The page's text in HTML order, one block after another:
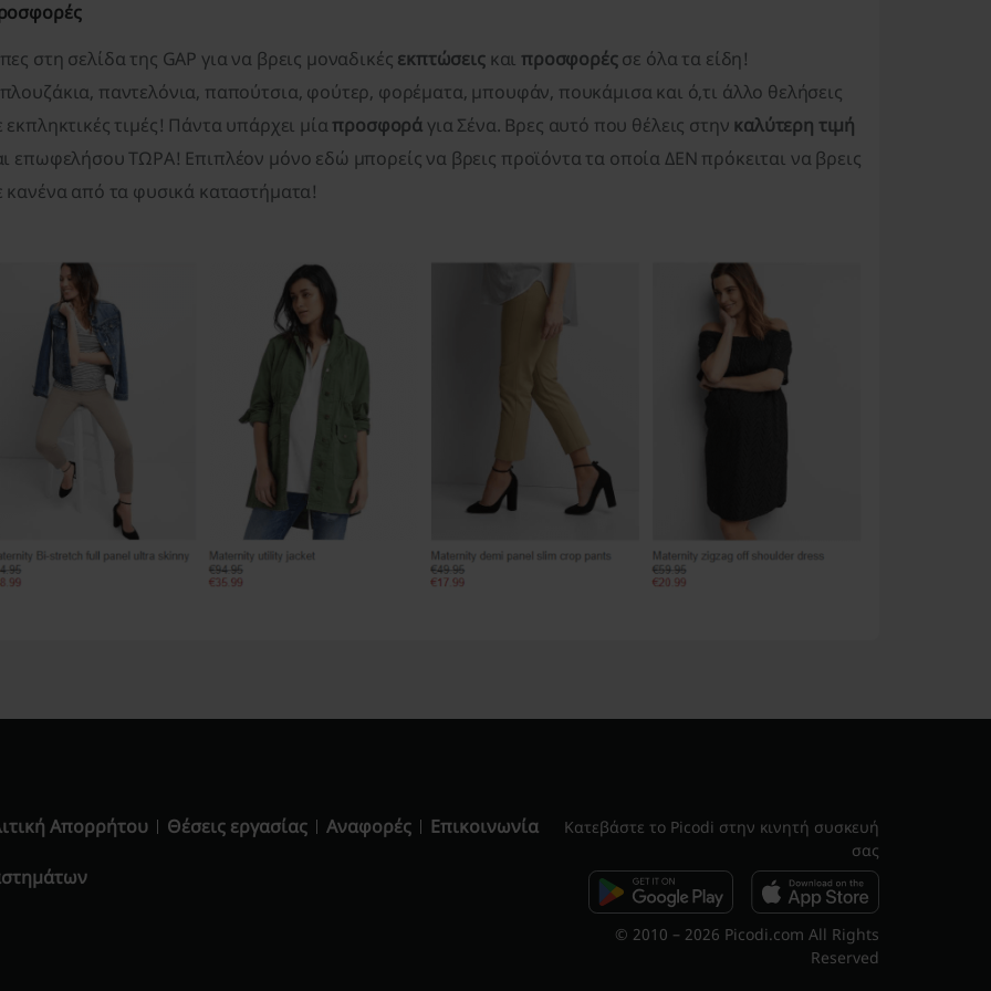
στη σελίδα της GAP για να βρεις μοναδικές εκπτώσειςκαι προσφορέςσε όλα τα είδη!
παντελόνια, παπούτσια, φούτερ, φορέματα, μπουφάν, πουκάμισα και ό,τι άλλο θελήσεις
εκπληκτικές τιμές! Πάντα υπάρχει μίαπροσφορά για Σένα. Βρες αυτό που θέλεις στην καλύτερη τιμή
επωφελήσου ΤΩΡΑ! Επιπλέον μόνο εδώ μπορείς να βρεις προϊόντα τα οποία ΔΕΝ πρόκειται να βρεις
κανένα από τα φυσικά καταστήματα!
Απορρήτου Θέσεις εργασίας Αναφορές Επικοινωνία
Κατεβάστε το Picodi στην κινητή συσκευή
σας
© 2010 – 2026 Picodi.com All Rights
Reserved